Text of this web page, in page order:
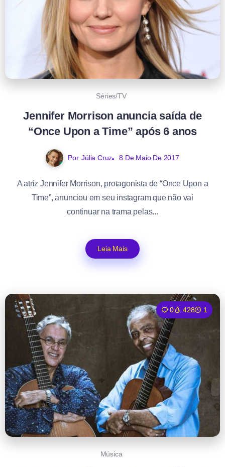
Séries/TV
Jennifer Morrison anuncia saída de
“Once Upon a Time” após 6 anos
Por Júlia Cruz 8 De Maio De 2017
A atriz Jennifer Morrison, protagonista de “Once Upon a
Time”, anunciou em seu instagram que não vai
continuar na trama pelas...
Leia Mais
0 428 1
Música